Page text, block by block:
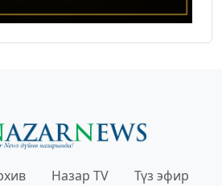
Назар TV Түз эфир